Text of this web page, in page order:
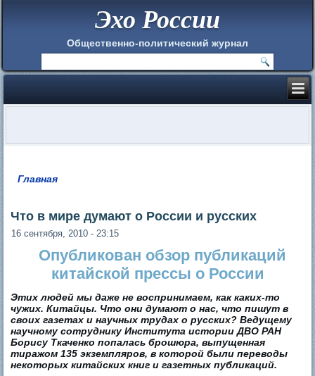
Эхо России
Общественно-политический журнал
Главная
Что в мире думают о России и русских
16 сентября, 2010 - 23:15
Опубликован обзор публикаций
китайской прессы о России
Этих людей мы даже не воспринимаем, как каких-то
чужих. Китайцы. Что они думают о нас, что пишут в
своих газетах и научных трудах о русских? Ведущему
научному сотруднику Института истории ДВО РАН
Борису Ткаченко попалась брошюра, выпущенная
тиражом 135 экземпляров, в которой были переводы
некоторых китайских книг и газетных публикаций.